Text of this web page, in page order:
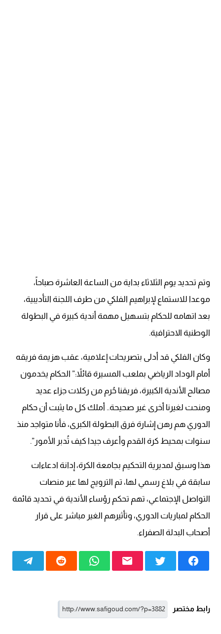
وتم تحديد يوم الثلاثاء بداية من الساعة العاشرة صباحاً،
موعدا للاستماع لإبراهيم الفلكي من طرف اللجنة التأديبية،
بعد اتهامه للحكام بتسهيل مهمة أندية كبيرة في البطولة
الوطنية الاحترافية.
وكان الفلكي قد أدلى بتصريحات إعلامية، عقب هزيمة فريقه
أمام الوداد الرياضي بملعب المسيرة قائلاً:” الحكام يخدمون
مصالح الأندية الكبيرة، فريقنا حُرم من ركلات جزاء عديد
ومنحت لغيرنا أخرى غير صحيحة.. أملك كل ما يثبت أن حكام
الدوري هم رهن إشارة فرق البطولة الكبرى، فأنا متواجد منذ
سنوات بمحيط كرة القدم وأعرف جيدا كيف تُدبر الأمور”.
هذا وسبق لمديرية التحكيم بجامعة الكرة، إدانة ادعاءات
سابقة في بلاغ رسمي لها، تم الترويج لها عبر منصات
التواصل الإجتماعي، تهم تحكم رؤساء الأندية في تحديد قائمة
الحكام لمباريات الدوري، وتأثيرهم الغير مباشر على قرار
أصحاب البدلة الصفراء.
رابط مختصر